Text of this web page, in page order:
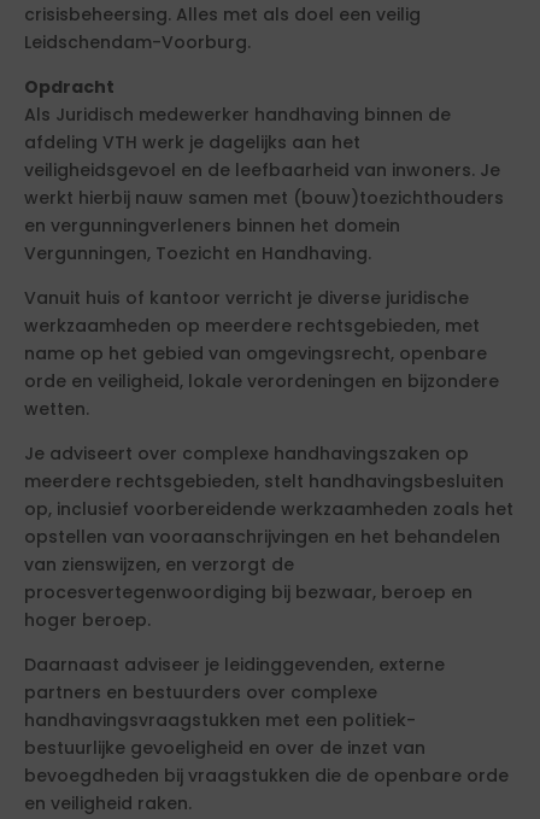
crisisbeheersing. Alles met als doel een veilig
Leidschendam-Voorburg.
Opdracht
Als Juridisch medewerker handhaving binnen de
afdeling VTH werk je dagelijks aan het
veiligheidsgevoel en de leefbaarheid van inwoners. Je
werkt hierbij nauw samen met (bouw)toezichthouders
en vergunningverleners binnen het domein
Vergunningen, Toezicht en Handhaving.
Vanuit huis of kantoor verricht je diverse juridische
werkzaamheden op meerdere rechtsgebieden, met
name op het gebied van omgevingsrecht, openbare
orde en veiligheid, lokale verordeningen en bijzondere
wetten.
Je adviseert over complexe handhavingszaken op
meerdere rechtsgebieden, stelt handhavingsbesluiten
op, inclusief voorbereidende werkzaamheden zoals het
opstellen van vooraanschrijvingen en het behandelen
van zienswijzen, en verzorgt de
procesvertegenwoordiging bij bezwaar, beroep en
hoger beroep.
Daarnaast adviseer je leidinggevenden, externe
partners en bestuurders over complexe
handhavingsvraagstukken met een politiek-
bestuurlijke gevoeligheid en over de inzet van
bevoegdheden bij vraagstukken die de openbare orde
en veiligheid raken.